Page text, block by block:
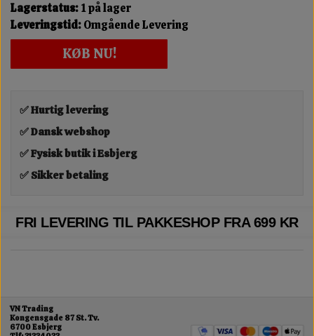
Lagerstatus:1 på lager
Leveringstid:Omgående Levering
KØB NU!
✅ Hurtig levering
✅ Dansk webshop
✅ Fysisk butik i Esbjerg
✅ Sikker betaling
FRI LEVERING TIL PAKKESHOP FRA 699 KR
VN Trading
Kongensgade 87 St. Tv.
6700 Esbjerg